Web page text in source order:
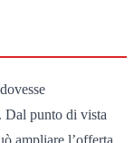
Dal punto di vista
ampliare l’offerta